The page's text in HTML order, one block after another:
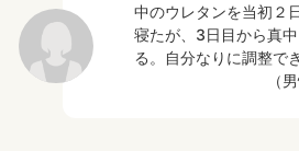
中のウレタンを当初２
寝たが、3日目から真
る。自分なりに調整で
（